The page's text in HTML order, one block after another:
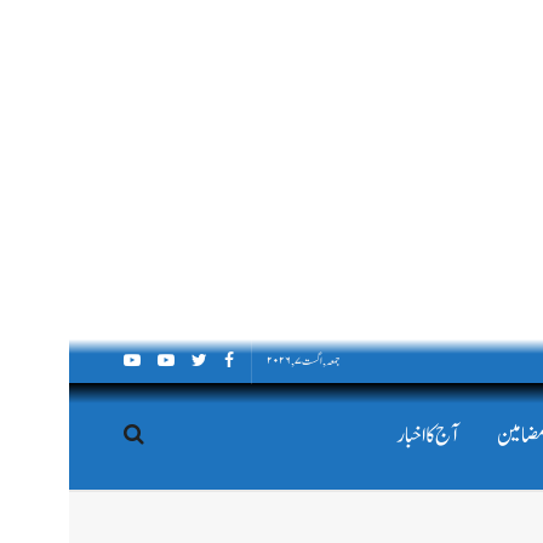
جمعہ, اگست ۷, ۲۰۲۶
آج کا اخبار